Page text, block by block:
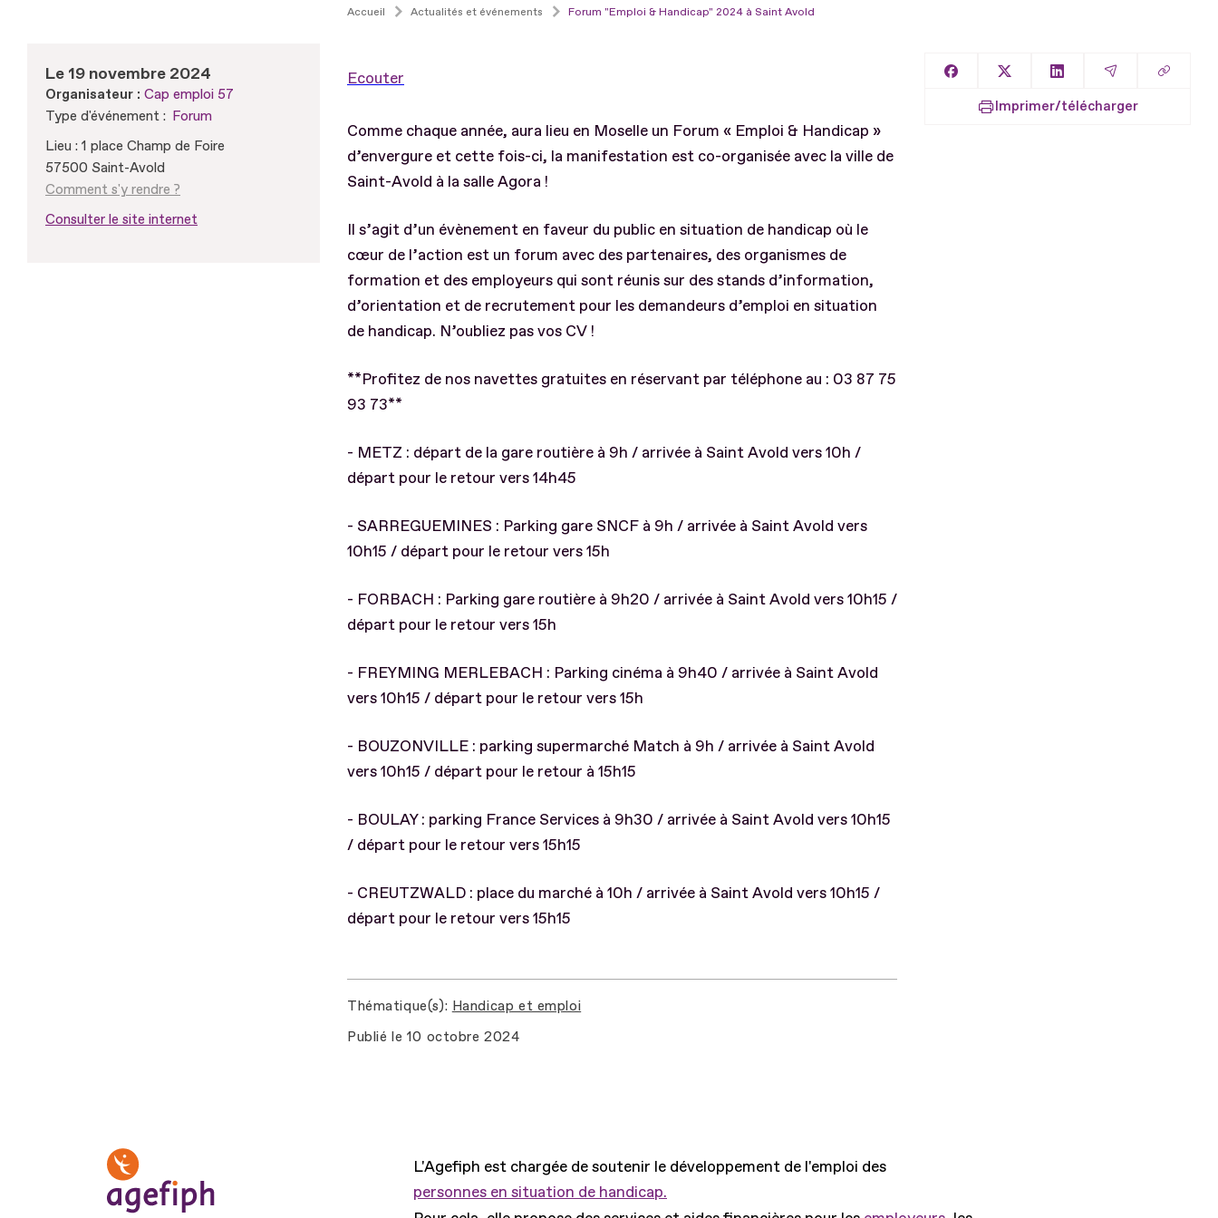
Accueil Actualités et événements Forum "Emploi & Handicap" 2024 à Saint Avold
Le 19 novembre 2024
Organisateur : Cap emploi 57
Type d'événement : Forum
Lieu : 1 place Champ de Foire
57500 Saint-Avold
Comment s'y rendre ?
Consulter le site internet
Ecouter
Comme chaque année, aura lieu en Moselle un Forum « Emploi & Handicap »
d’envergure et cette fois-ci, la manifestation est co-organisée avec la ville de
Saint-Avold à la salle Agora !
Il s’agit d’un évènement en faveur du public en situation de handicap où le
cœur de l’action est un forum avec des partenaires, des organismes de
formation et des employeurs qui sont réunis sur des stands d’information,
d’orientation et de recrutement pour les demandeurs d’emploi en situation
de handicap. N’oubliez pas vos CV !
**Profitez de nos navettes gratuites en réservant par téléphone au : 03 87 75
93 73**
- METZ : départ de la gare routière à 9h / arrivée à Saint Avold vers 10h /
départ pour le retour vers 14h45
- SARREGUEMINES : Parking gare SNCF à 9h / arrivée à Saint Avold vers
10h15 / départ pour le retour vers 15h
- FORBACH : Parking gare routière à 9h20 / arrivée à Saint Avold vers 10h15 /
départ pour le retour vers 15h
- FREYMING MERLEBACH : Parking cinéma à 9h40 / arrivée à Saint Avold
vers 10h15 / départ pour le retour vers 15h
- BOUZONVILLE : parking supermarché Match à 9h / arrivée à Saint Avold
vers 10h15 / départ pour le retour à 15h15
- BOULAY : parking France Services à 9h30 / arrivée à Saint Avold vers 10h15
/ départ pour le retour vers 15h15
- CREUTZWALD : place du marché à 10h / arrivée à Saint Avold vers 10h15 /
départ pour le retour vers 15h15
Thématique(s) Handicap et emploi
Publié le 10 octobre 2024
Partager sur Facebook
Partager sur XPartager sur LinkedIn
Partager par
Copier
Imprimer/télécharger
L'Agefiph est chargée de soutenir le développement de l'emploi des
personnes en situation de handicap.